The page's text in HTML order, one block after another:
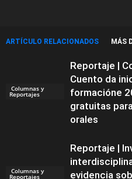
ARTÍCULO RELACIONADOS MÁS
Columnas y
Reportajes
Reportaje |
Cuento da
formacióne
gratuitas
orales
Columnas y
Reportajes
Reportaje |
evidencia